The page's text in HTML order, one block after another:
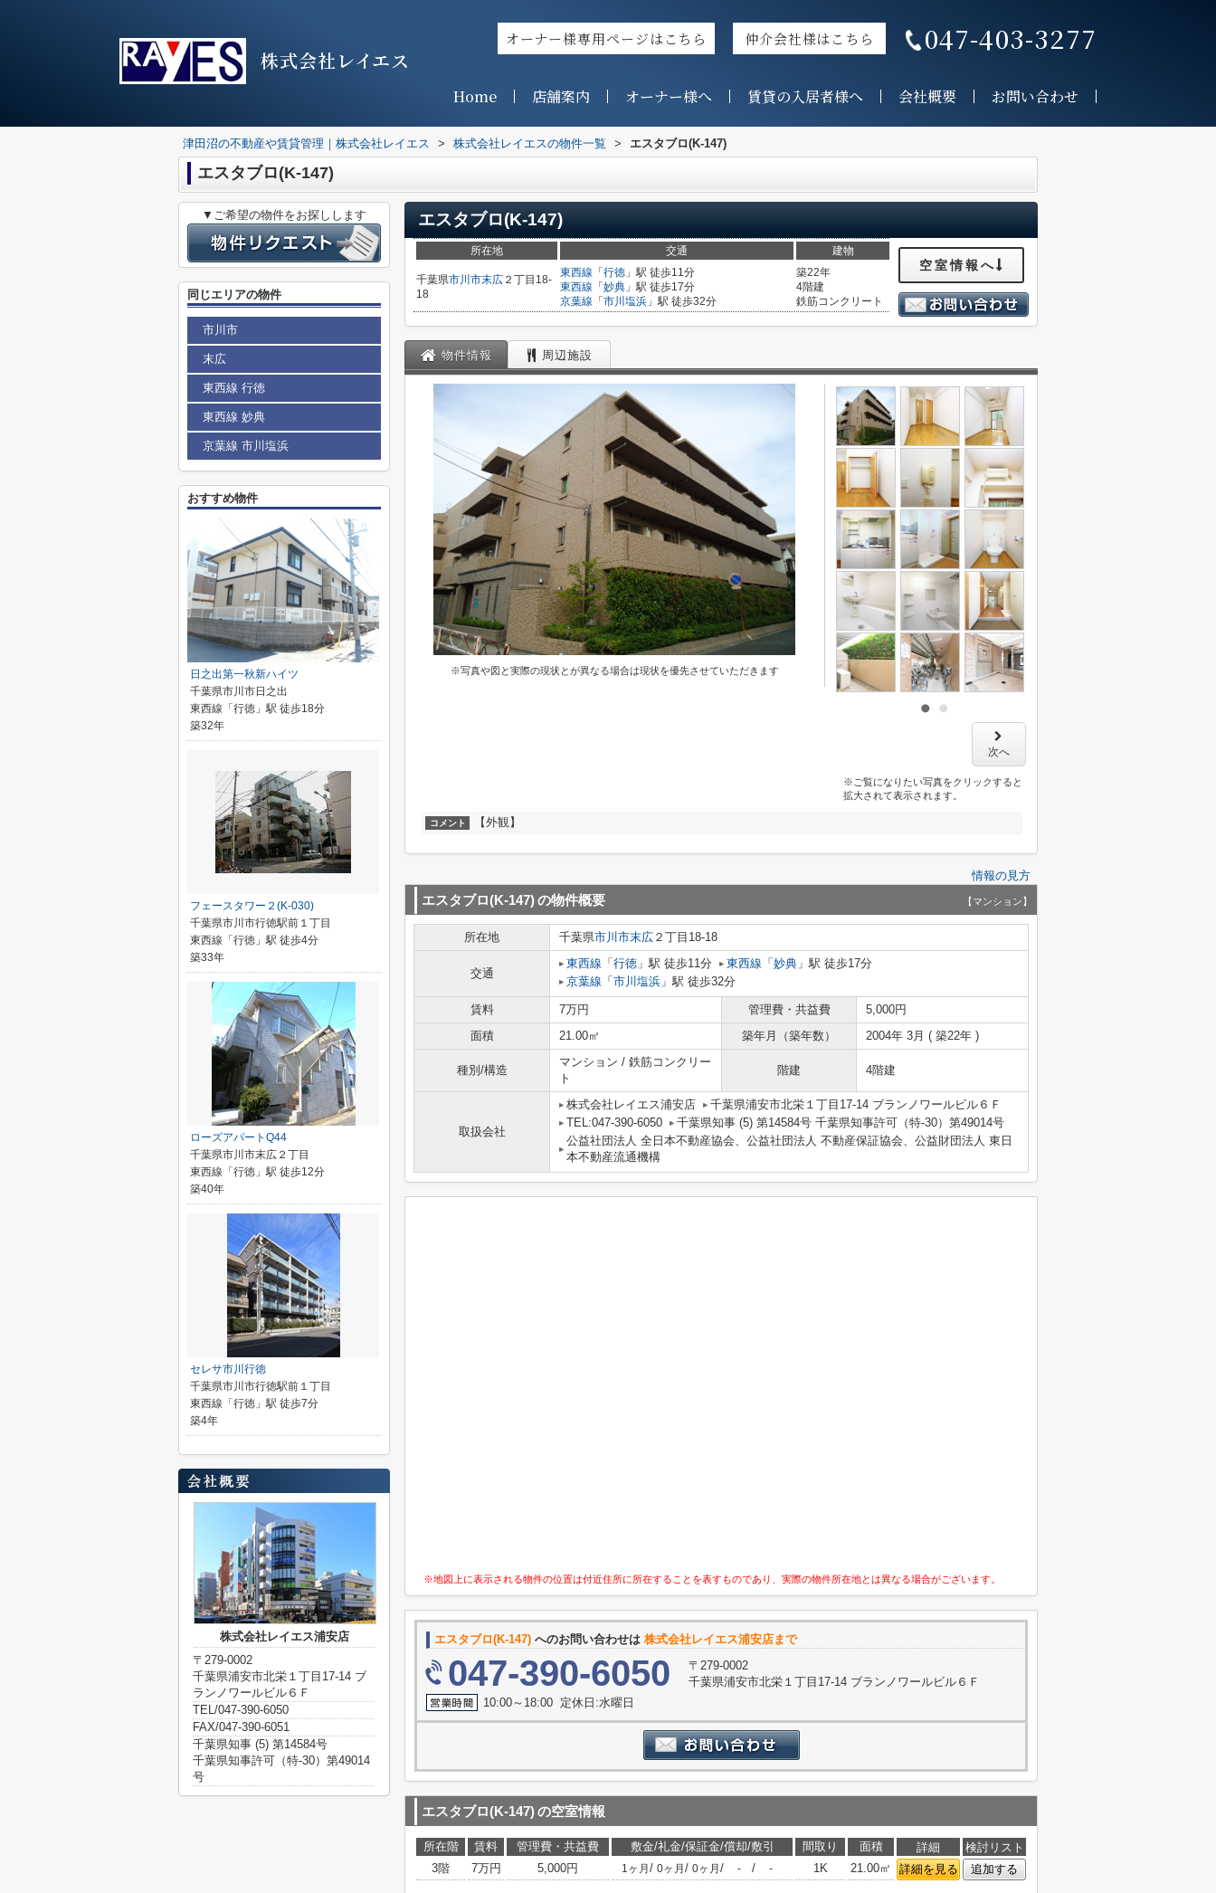
株式会社レイエス
オーナー様専用ページはこちら 仲介会社様はこちら 047-403-3277
Home 店舗案内 オーナー様へ 賃貸の入居者様へ 会社概要 お問い合わせ
津田沼の不動産や賃貸管理｜株式会社レイエス > 株式会社レイエスの物件一覧 > エスタブロ(K-147)
エスタブロ(K-147)
エスタブロ(K-147)
所在地 交通 建物
千葉県市川市末広 ２丁目18-
18
東西線 「 行徳 」駅 徒歩11分
東西線 「 妙典 」駅 徒歩17分
京葉線 「 市川塩浜 」駅 徒歩32分
築22年
4階建
鉄筋コンクリート
空室情報へ
物件情報 周辺施設
※写真や図と実際の現状とが異なる場合は現状を優先させていただきます
次へ
※ご覧になりたい写真をクリックすると
拡大されて表示されます。
コメント 【外観】
情報の見方
エスタブロ(K-147)の物件概要 【マンション】
所在地 千葉県市川市末広 ２丁目18-18
交通
東西線 「 行徳 」駅 徒歩11分 東西線 「 妙典 」駅 徒歩17分
京葉線 「 市川塩浜 」駅 徒歩32分
賃料 7万円 管理費・共益費
5,000円
面積
21.00㎡ 築年月（築年数） 2004年 3月 ( 築22年 )
種別/構造
マンション / 鉄筋コンクリー
ト
階建 4階建
取扱会社
株式会社レイエス浦安店
千葉県浦安市北栄１丁目17-14 ブランノワールビル６Ｆ
TEL:047-390-6050
千葉県知事 (5) 第14584号 千葉県知事許可（特-30）第49014号
公益社団法人 全日本不動産協会、公益社団法人 不動産保証協会、公益財団法人 東日
本不動産流通機構
※地図上に表示される物件の位置は付近住所に所在することを表すものであり、実際の物件所在地とは異なる場合がございます。
エスタブロ(K-147) へのお問い合わせは 株式会社レイエス浦安店まで
047-390-6050
〒279-0002
千葉県浦安市北栄１丁目17-14 ブランノワールビル６Ｆ
10:00～18:00 定休日:水曜日
エスタブロ(K-147)の空室情報
所在階 賃料 管理費・共益費 敷金/礼金/保証金/償却/敷引 間取り 面積 詳細
検討リスト
3階
7万円 5,000円 1ヶ月 / 0ヶ月 / 0ヶ月 / - / - 1K 21.00㎡ 詳細を見る 追加する
▼ご希望の物件をお探しします
同じエリアの物件
市川市
末広
東西線 行徳
東西線 妙典
京葉線 市川塩浜
おすすめ物件
日之出第一秋新ハイツ
千葉県市川市日之出
東西線「行徳」駅 徒歩18分
築32年
フェースタワー２(K-030)
千葉県市川市行徳駅前１丁目
東西線「行徳」駅 徒歩4分
築33年
ローズアパートQ44
千葉県市川市末広２丁目
東西線「行徳」駅 徒歩12分
築40年
セレサ市川行徳
千葉県市川市行徳駅前１丁目
東西線「行徳」駅 徒歩7分
築4年
株式会社レイエス浦安店
〒279-0002
千葉県浦安市北栄１丁目17-14 ブ
ランノワールビル６Ｆ
TEL/047-390-6050
FAX/047-390-6051
千葉県知事 (5) 第14584号
千葉県知事許可（特-30）第49014
号